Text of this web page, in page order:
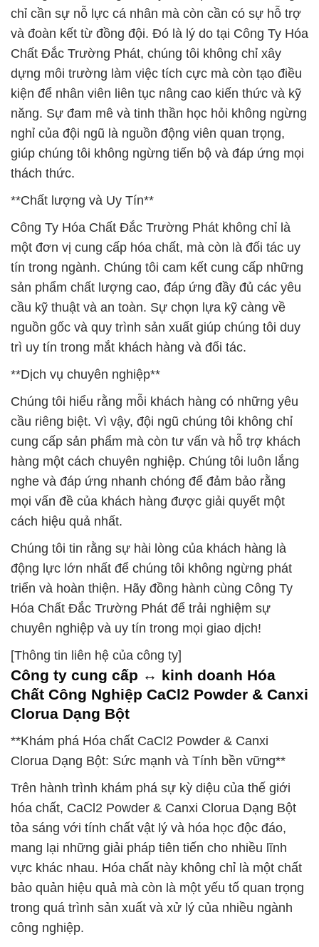
chỉ cần sự nỗ lực cá nhân mà còn cần có sự hỗ trợ
và đoàn kết từ đồng đội. Đó là lý do tại Công Ty Hóa
Chất Đắc Trường Phát, chúng tôi không chỉ xây
dựng môi trường làm việc tích cực mà còn tạo điều
kiện để nhân viên liên tục nâng cao kiến thức và kỹ
năng. Sự đam mê và tinh thần học hỏi không ngừng
nghỉ của đội ngũ là nguồn động viên quan trọng,
giúp chúng tôi không ngừng tiến bộ và đáp ứng mọi
thách thức.
**Chất lượng và Uy Tín**
Công Ty Hóa Chất Đắc Trường Phát không chỉ là
một đơn vị cung cấp hóa chất, mà còn là đối tác uy
tín trong ngành. Chúng tôi cam kết cung cấp những
sản phẩm chất lượng cao, đáp ứng đầy đủ các yêu
cầu kỹ thuật và an toàn. Sự chọn lựa kỹ càng về
nguồn gốc và quy trình sản xuất giúp chúng tôi duy
trì uy tín trong mắt khách hàng và đối tác.
**Dịch vụ chuyên nghiệp**
Chúng tôi hiểu rằng mỗi khách hàng có những yêu
cầu riêng biệt. Vì vậy, đội ngũ chúng tôi không chỉ
cung cấp sản phẩm mà còn tư vấn và hỗ trợ khách
hàng một cách chuyên nghiệp. Chúng tôi luôn lắng
nghe và đáp ứng nhanh chóng để đảm bảo rằng
mọi vấn đề của khách hàng được giải quyết một
cách hiệu quả nhất.
Chúng tôi tin rằng sự hài lòng của khách hàng là
động lực lớn nhất để chúng tôi không ngừng phát
triển và hoàn thiện. Hãy đồng hành cùng Công Ty
Hóa Chất Đắc Trường Phát để trải nghiệm sự
chuyên nghiệp và uy tín trong mọi giao dịch!
[Thông tin liên hệ của công ty]
Công ty cung cấp ↔ kinh doanh Hóa
Chất Công Nghiệp CaCl2 Powder & Canxi
Clorua Dạng Bột
**Khám phá Hóa chất CaCl2 Powder & Canxi
Clorua Dạng Bột: Sức mạnh và Tính bền vững**
Trên hành trình khám phá sự kỳ diệu của thế giới
hóa chất, CaCl2 Powder & Canxi Clorua Dạng Bột
tỏa sáng với tính chất vật lý và hóa học độc đáo,
mang lại những giải pháp tiên tiến cho nhiều lĩnh
vực khác nhau. Hóa chất này không chỉ là một chất
bảo quản hiệu quả mà còn là một yếu tố quan trọng
trong quá trình sản xuất và xử lý của nhiều ngành
công nghiệp.